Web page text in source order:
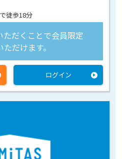
徒歩18分
だくことで会員限定
だけます。
ログイン